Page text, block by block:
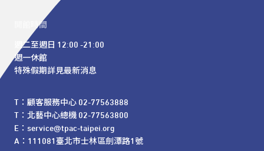
開館時間
週二至週日 12:00 -21:00
週一休館
特殊假期詳見最新消息
T：顧客服務中心 02-77563888
T：北藝中心總機 02-77563800
E：service@tpac-taipei.org
A：111081臺北市士林區劍潭路1號